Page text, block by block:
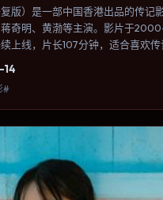
版）是一部中国香港出品的传记
奇明、黄渤等主演。影片于
上线，片长107分钟，适合喜欢传
一，可作为休闲观影或类型片补片
#